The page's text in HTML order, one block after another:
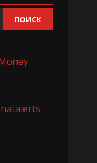
ПОИСК